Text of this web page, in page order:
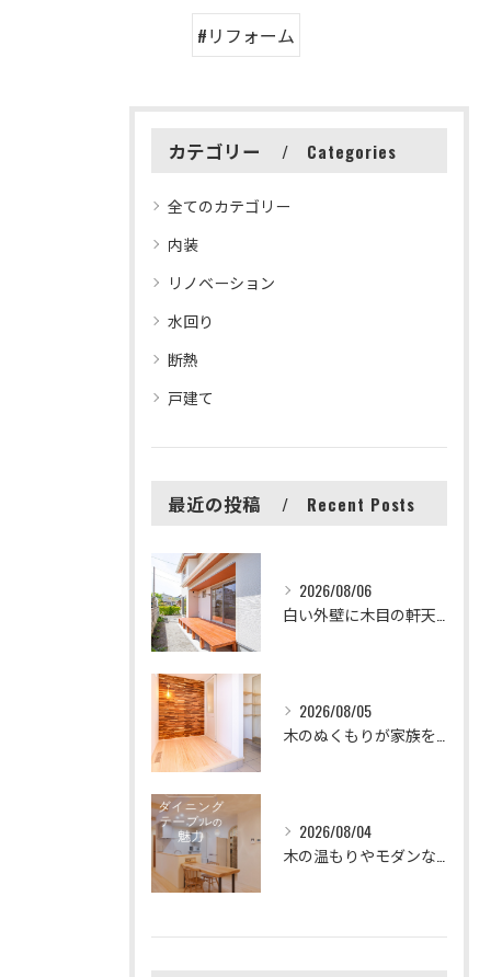
#リフォーム
カテゴリー Categories
全てのカテゴリー
内装
リノベーション
水回り
断熱
戸建て
最近の投稿 Recent Posts
2026/08/06
2026/08/05
2026/08/04